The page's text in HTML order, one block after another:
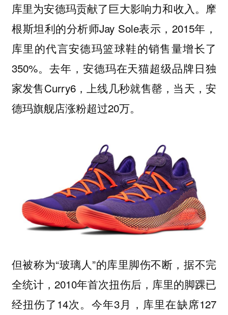
库里为安德玛贡献了巨大影响力和收入。摩
根斯坦利的分析师Jay Sole表示，2015年，
库里的代言安德玛篮球鞋的销售量增长了
350%。去年，安德玛在天猫超级品牌日独
家发售Curry6，上线几秒就售罄，当天，安
德玛旗舰店涨粉超过20万。
但被称为“玻璃人”的库里脚伤不断，据不完
全统计，2010年首次扭伤后，库里的脚踝已
经扭伤了14次。今年3月，库里在缺席127